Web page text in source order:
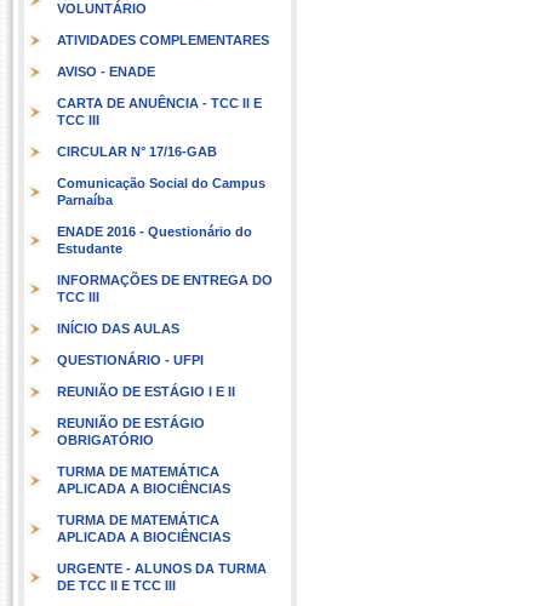
VOLUNTÁRIO
ATIVIDADES COMPLEMENTARES
AVISO - ENADE
CARTA DE ANUÊNCIA - TCC II E
TCC III
CIRCULAR N° 17/16-GAB
Comunicação Social do Campus
Parnaíba
ENADE 2016 - Questionário do
Estudante
INFORMAÇÕES DE ENTREGA DO
TCC III
INÍCIO DAS AULAS
QUESTIONÁRIO - UFPI
REUNIÃO DE ESTÁGIO I E II
REUNIÃO DE ESTÁGIO
OBRIGATÓRIO
TURMA DE MATEMÁTICA
APLICADA A BIOCIÊNCIAS
TURMA DE MATEMÁTICA
APLICADA A BIOCIÊNCIAS
URGENTE - ALUNOS DA TURMA
DE TCC II E TCC III